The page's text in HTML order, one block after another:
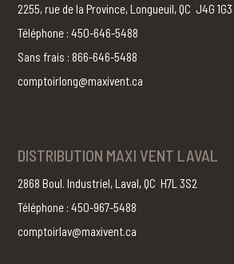
2255, rue de la Province, Longueuil, QC J4G 1G3
Téléphone : 450-646-5488
Sans frais : 866-646-5488
comptoirlong@maxivent.ca
DISTRIBUTION MAXI VENT LAVAL
2868 Boul. Industriel, Laval, QC H7L 3S2
Téléphone : 450-967-5488
comptoirlav@maxivent.ca